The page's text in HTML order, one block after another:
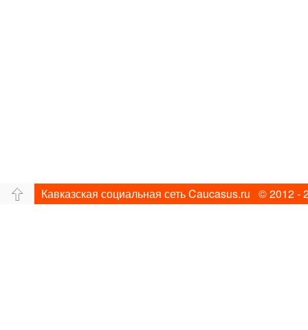
Кавказская социальная сеть Caucasus.ru © 2012 -